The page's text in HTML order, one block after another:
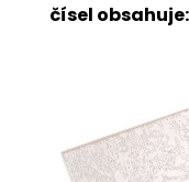
čísel obsahuje: